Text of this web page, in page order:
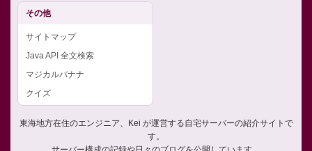
その他
サイトマップ
Java API 全文検索
マジカルバナナ
クイズ
東海地方在住のエンジニア、Kei が運営する自宅サーバーの紹介サイトで
す。